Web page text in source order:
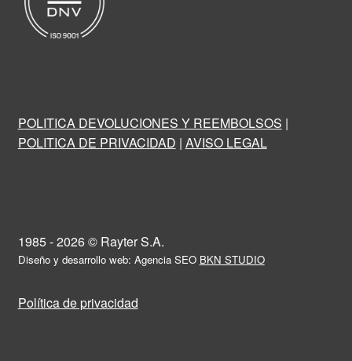
POLITICA DEVOLUCIONES Y REEMBOLSOS |
POLITICA DE PRIVACIDAD | AVISO LEGAL
1985 - 2026 © Rayter S.A.
Diseño y desarrollo web: Agencia SEO BKN STUDIO
Política de privacidad